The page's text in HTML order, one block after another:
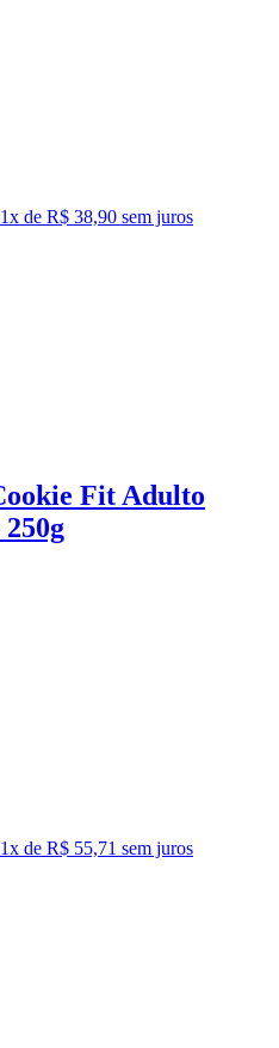
1x de R$ 38,90 sem juros
Fit Adulto
1x de R$ 55,71 sem juros